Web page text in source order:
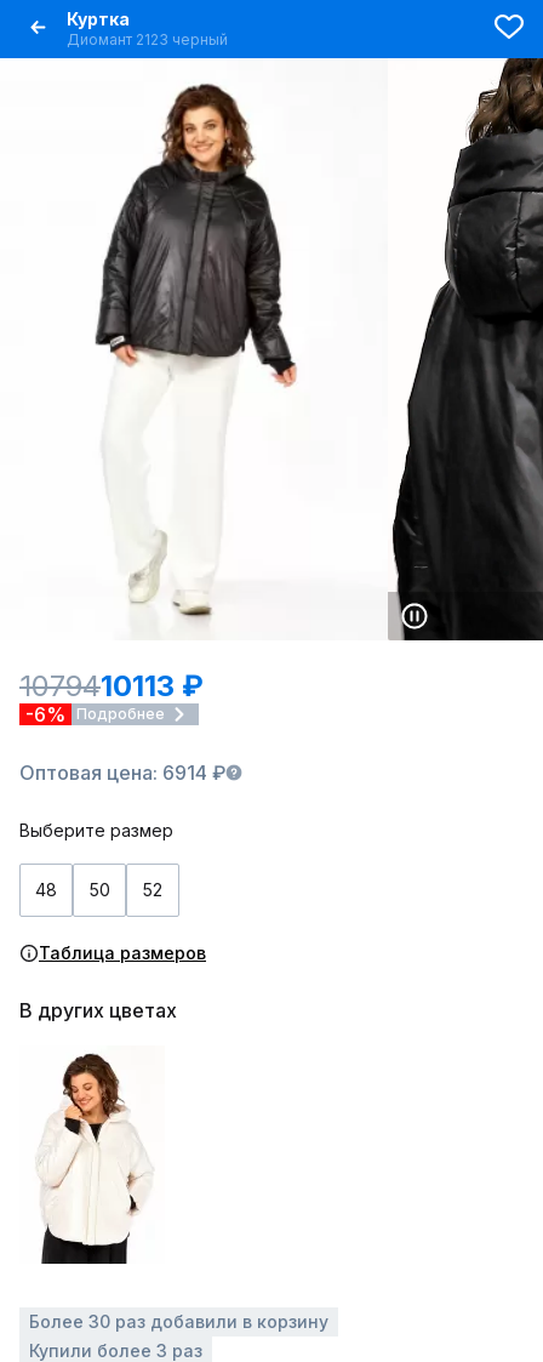
Куртка
Диомант 2123 черный
1079410113 ₽
-6% Подробнее
Оптовая цена: 6914 ₽
Выберите размер
48 50 52
Таблица размеров
В других цветах
Более 30 раз добавили в корзину
Купили более 3 раз